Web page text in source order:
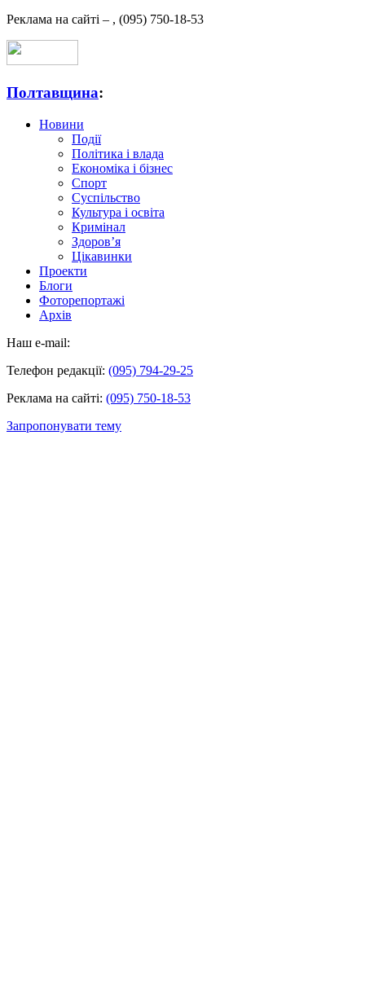
Реклама на сайті – , (095) 750-18-53
Полтавщина:
Новини
Події
Політика і влада
Економіка і бізнес
Спорт
Суспільство
Культура і освіта
Кримінал
Здоров’я
Цікавинки
Проекти
Блоги
Фоторепортажі
Архів
Наш e-mail:
Телефон редакції: (095) 794-29-25
Реклама на сайті: (095) 750-18-53
Запропонувати тему